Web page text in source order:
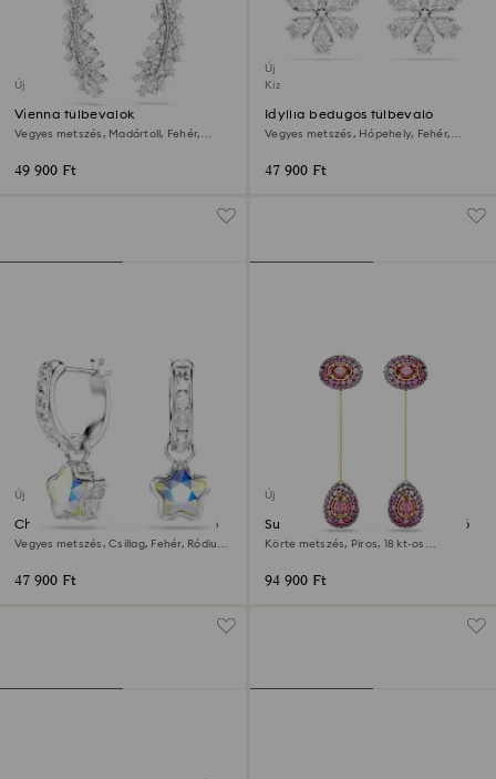
Új
Vienna fülbevalók
Vegyes metszés, Madártoll, Fehér,
49 900 Ft
Új
Kizárólag online elérhető
Idyllia bedugós fülbevaló
Vegyes metszés, Hópehely, Fehér,
47 900 Ft
Új
Chroma csepp alakú fülbevaló
Vegyes metszés, Csillag, Fehér, Ródium
47 900 Ft
Új
Sublima csepp alakú fülbevaló
Körte metszés, Piros, 18 kt-os
94 900 Ft